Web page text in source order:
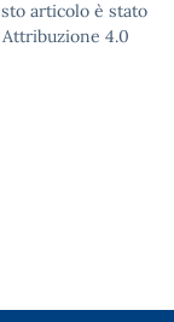
articolo è stato
4.0